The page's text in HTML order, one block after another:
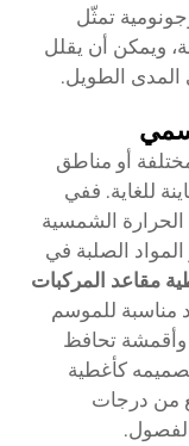
تمثّل
ويمكن أن يقلل
المدى الطويل.
أو مناطق
للغاية. ففي
الشمسية
الصلبة في
مقاعد المركبات
مناسبة للموسم
وأقمشة تحافظ
كأغطية
من درجات